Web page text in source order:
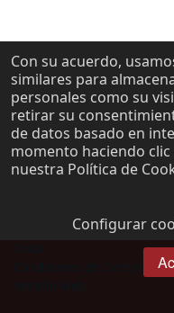
Con su acuerdo,
similares para
personales como su
retirar su
de datos basado en
momento haciendo
nuestra Política de
Configurar